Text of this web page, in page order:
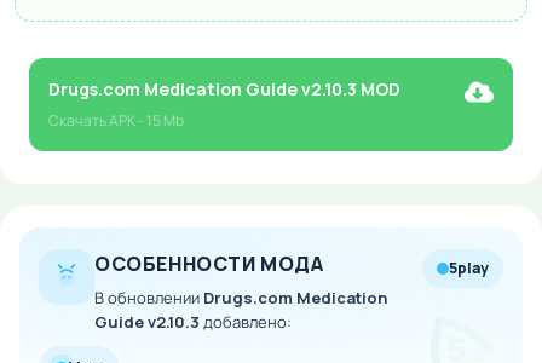
Drugs.com Medication Guide v2.10.3 MOD
СкачатьAPK- 15 Mb
ОСОБЕННОСТИ МОДА
В обновлении Drugs.com Medication
Guide v2.10.3 добавлено:
5play